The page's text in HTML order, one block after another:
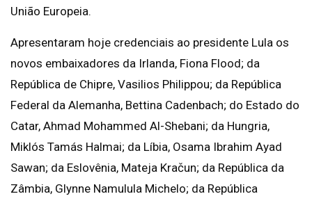
União Europeia.
Apresentaram hoje credenciais ao presidente Lula os
novos embaixadores da Irlanda, Fiona Flood; da
República de Chipre, Vasilios Philippou; da República
Federal da Alemanha, Bettina Cadenbach; do Estado do
Catar, Ahmad Mohammed Al-Shebani; da Hungria,
Miklós Tamás Halmai; da Líbia, Osama Ibrahim Ayad
Sawan; da Eslovênia, Mateja Kračun; da República da
Zâmbia, Glynne Namulula Michelo; da República